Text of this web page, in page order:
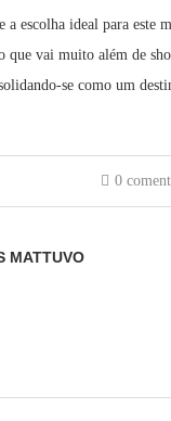
a escolha ideal para este
vai muito além de
se como um
0
MATTUVO